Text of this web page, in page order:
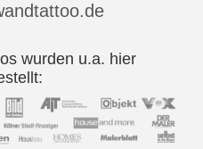
wurden u.a. hier